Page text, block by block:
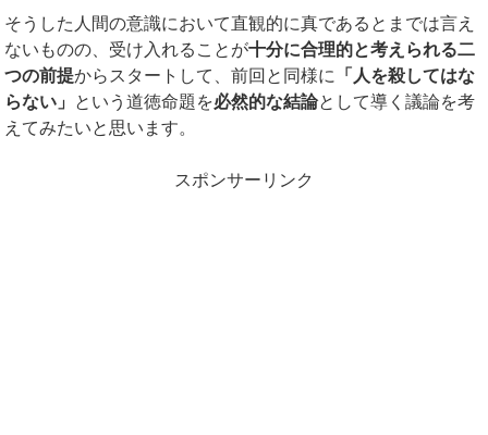
そうした人間の意識において直観的に真であるとまでは言え
ないものの、受け入れることが十分に合理的と考えられる二
つの前提からスタートして、前回と同様に
「人を殺してはな
らない」 という道徳命題を必然的な結論として導く議論を考
えてみたいと思います。
スポンサーリンク